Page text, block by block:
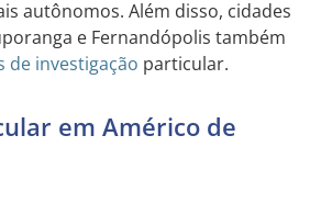
autônomos. Além disso, cidades
e Fernandópolis também
de investigação particular.
em Américo de